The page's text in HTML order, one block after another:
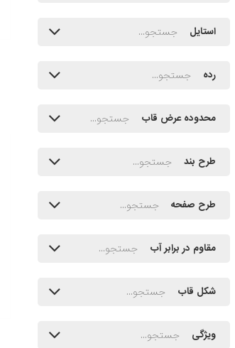
استایل
رده
محدوده عرض قاب
طرح بند
طرح صفحه
مقاوم در برابر آب
شکل قاب
ویژگی